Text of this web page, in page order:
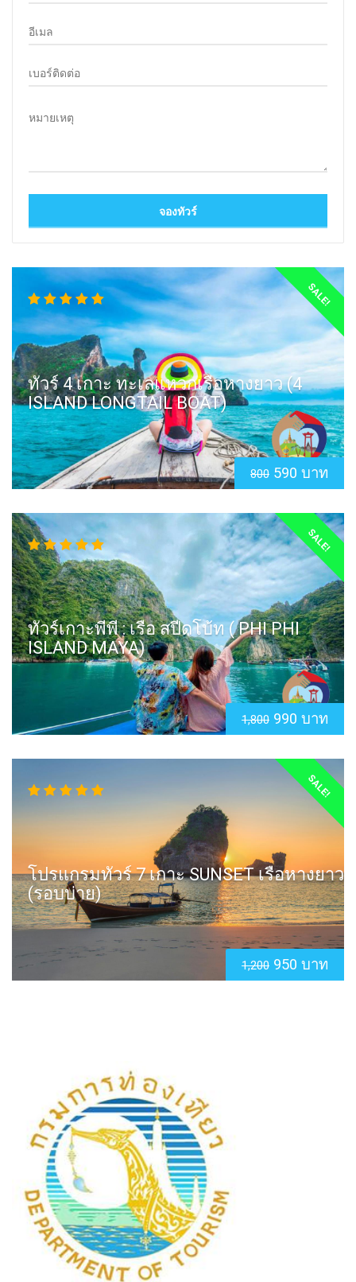
SALE!
ทัวร์ 4 เกาะ ทะเลแหวกเรือหางยาว (4
ISLAND LONGTAIL BOAT)
800 590 บาท
SALE!
ทัวร์เกาะพีพี : เรือ สปีดโบ้ท ( PHI PHI
ISLAND MAYA)
1,800 990 บาท
SALE!
โปรแกรมทัวร์ 7 เกาะ SUNSET เรือหางยาว
(รอบบ่าย)
1,200 950 บาท